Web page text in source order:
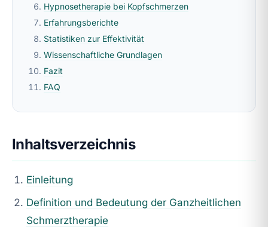
Hypnosetherapie bei Kopfschmerzen
Erfahrungsberichte
Statistiken zur Effektivität
Wissenschaftliche Grundlagen
Fazit
FAQ
Inhaltsverzeichnis
Einleitung
Definition und Bedeutung der Ganzheitlichen
Schmerztherapie